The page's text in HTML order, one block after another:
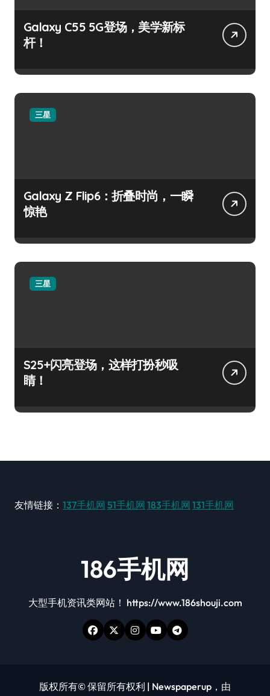
Galaxy C55 5G登场，美学新标
杆！
三星
Galaxy Z Flip6：折叠时尚，一瞬
惊艳
三星
S25+闪亮登场，这样打扮秒吸
睛！
友情链接： 137手机网 51手机网 183手机网 131手机网
186手机网
大型手机资讯类网站！ https://www.186shouji.com
版权所有© 保留所有权利 | Newspaperup ，由